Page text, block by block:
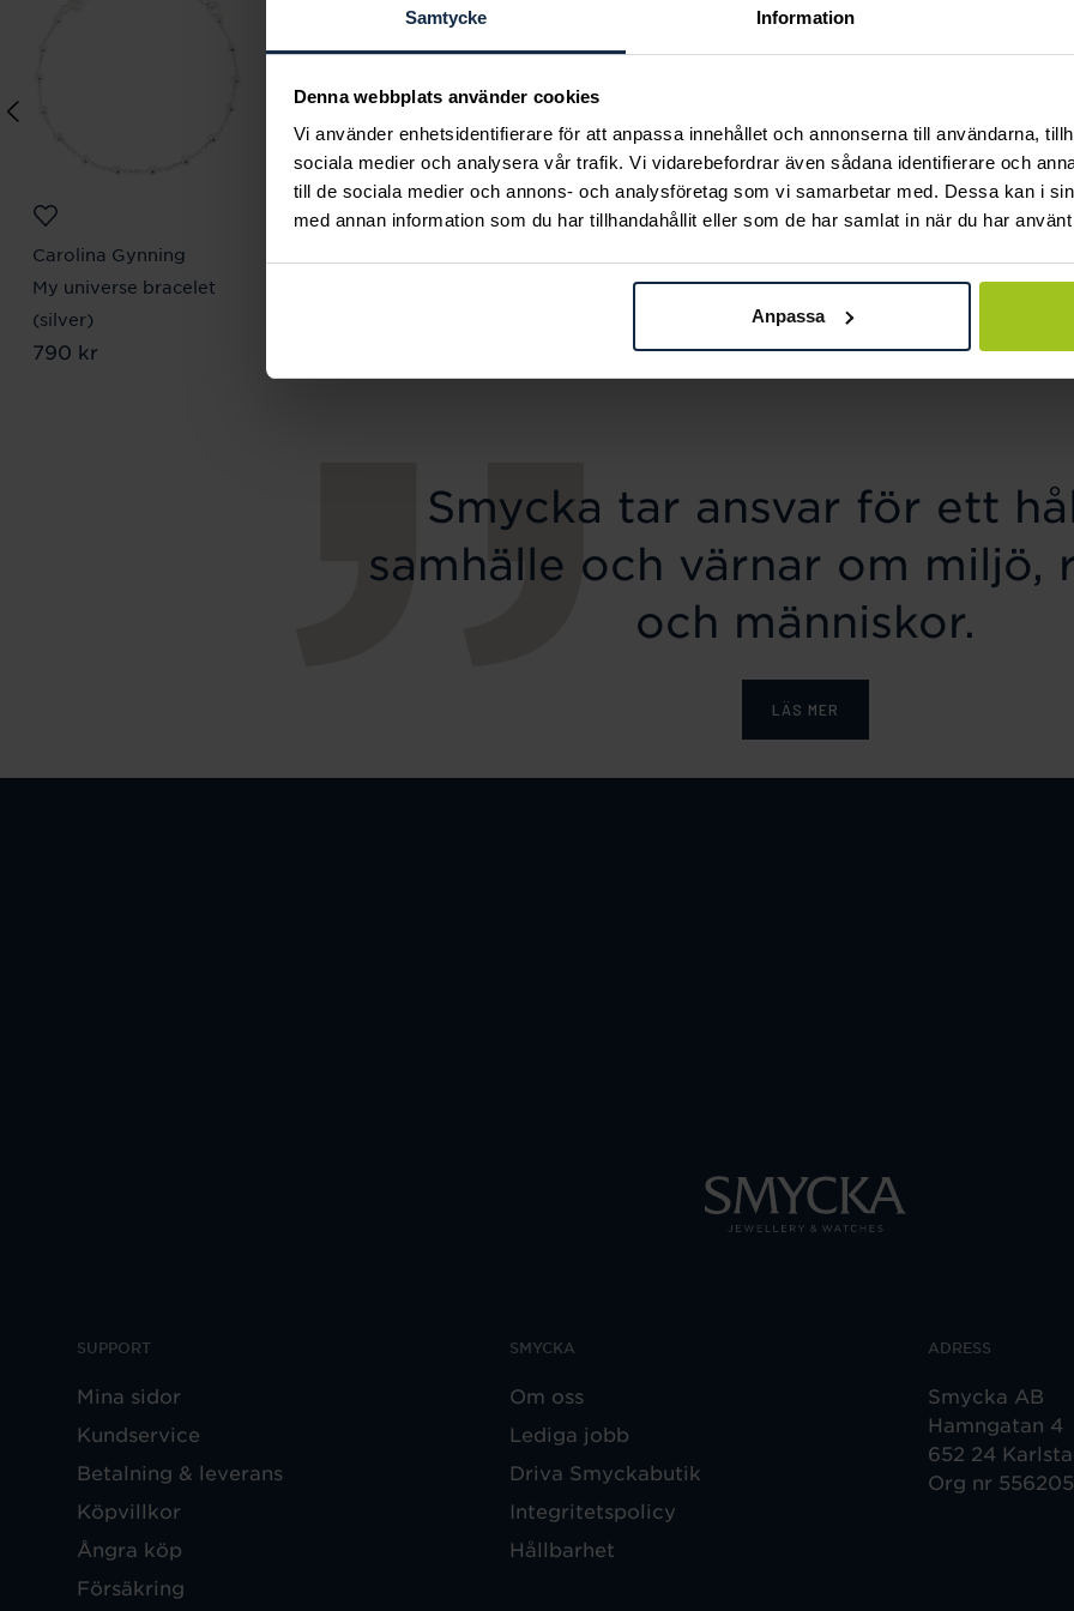
Samtycke Information
Denna webbplats använder cookies
Vi använder enhetsidentifierare för att anpassa innehållet och annonserna till användarna,
sociala medier och analysera vår trafik. Vi vidarebefordrar även sådana identifierare och
till de sociala medier och annons- och analysföretag som vi samarbetar med. Dessa kan i
med annan information som du har tillhandahållit eller som de har samlat in när du har
Anpassa
Carolina Gynning
My universe bracelet
(silver)
Pris:790 kr
790 kr
Örhängen You Silver
Armband tree of love
silver
Pris:849 kr
849 kr
Smycka tar ansvar för ett
samhälle och värnar om miljö,
och människor.
LÄS MER
SUPPORT
Mina sidor
Kundservice
Betalning & leverans
Köpvillkor
Ångra köp
Försäkring
SMYCKA
Om oss
Lediga jobb
Driva Smyckabutik
Integritetspolicy
Hållbarhet
ADRESS
Smycka AB
Hamngatan 4
652 24
Org nr